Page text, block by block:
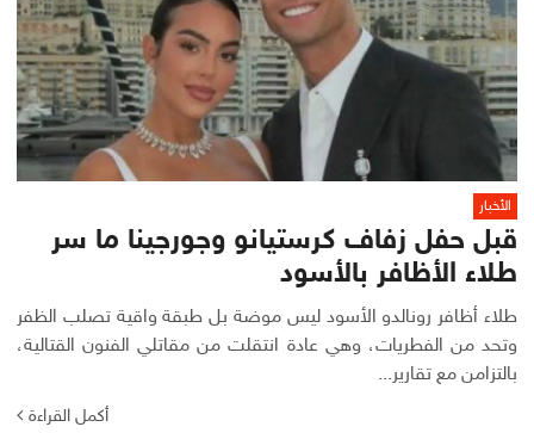
الأخبار
قبل حفل زفاف كرستيانو وجورجينا ما سر
طلاء الأظافر بالأسود
طلاء أظافر رونالدو الأسود ليس موضة بل طبقة واقية تصلب الظفر
وتحد من الفطريات، وهي عادة انتقلت من مقاتلي الفنون القتالية،
بالتزامن مع تقارير...
أكمل القراءة